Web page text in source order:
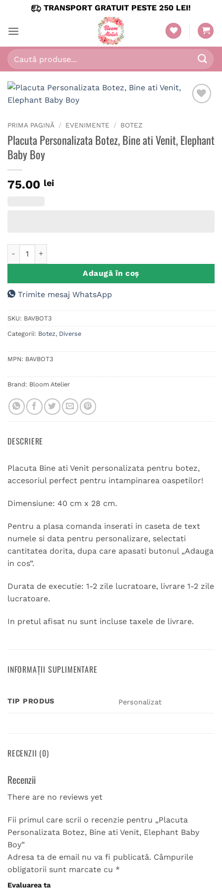
content
TRANSPORT GRATUIT PESTE 250 LEI!
Caută
după:
PRIMA PAGINĂ / EVENIMENTE / BOTEZ
Placuta Personalizata Botez, Bine ati Venit, Elephant
Baby Boy
75.00 lei
Adaugă în coș
Trimite mesaj WhatsApp
SKU: BAVBOT3
Categorii: Botez, Diverse
MPN: BAVBOT3
Brand: Bloom Atelier
DESCRIERE
Placuta Bine ati Venit personalizata pentru botez,
accesoriul perfect pentru intampinarea oaspetilor!
Dimensiune: 40 cm x 28 cm.
Pentru a plasa comanda inserati in caseta de text
numele si data pentru personalizare, selectati
cantitatea dorita, dupa care apasati butonul „Adauga
in cos”.
Durata de executie: 1-2 zile lucratoare, livrare 1-2 zile
lucratoare.
In pretul afisat nu sunt incluse taxele de livrare.
INFORMAȚII SUPLIMENTARE
TIP PRODUS Personalizat
RECENZII (0)
Recenzii
There are no reviews yet
Fii primul care scrii o recenzie pentru „Placuta
Personalizata Botez, Bine ati Venit, Elephant Baby
Boy”
Adresa ta de email nu va fi publicată. Câmpurile
obligatorii sunt marcate cu *
Evaluarea ta